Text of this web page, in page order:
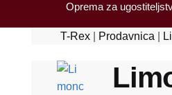
Oprema za
T-Rex Prodavnica